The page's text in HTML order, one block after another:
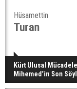
Hüsamettin
Turan
Kürt Ulusal
Mihemed’in Son